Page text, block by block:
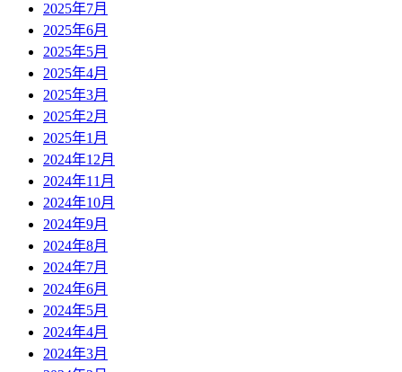
2025年7月
2025年6月
2025年5月
2025年4月
2025年3月
2025年2月
2025年1月
2024年12月
2024年11月
2024年10月
2024年9月
2024年8月
2024年7月
2024年6月
2024年5月
2024年4月
2024年3月